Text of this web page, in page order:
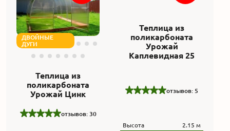
ДВОЙНЫЕ
ДУГИ
Теплица из
поликарбоната
Урожай Цинк
отзывов: 30
поликарбоната
Урожай
отзывов: 5